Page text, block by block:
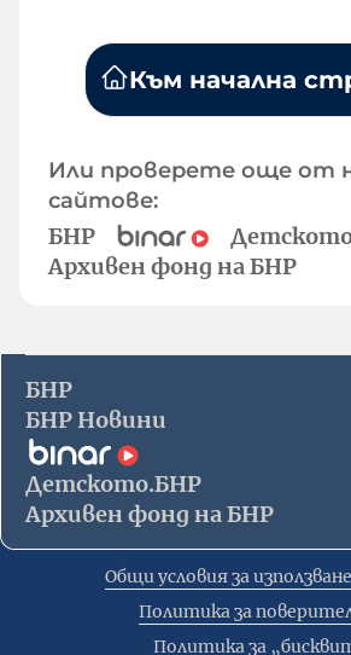
Към начална
Или проверете още от
сайтове:
БНР
Архивен фонд на БНР
БНР
БНР Новини
Детското.БНР
Архивен фонд на БНР
Общи условия за
Политика за
Политика за